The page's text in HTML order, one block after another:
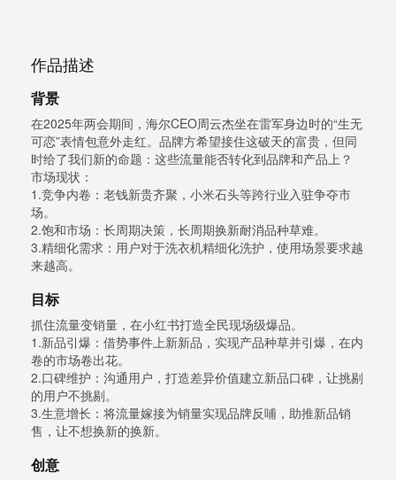
作品描述
背景
在2025年两会期间，海尔CEO周云杰坐在雷军身边时的“生无
可恋”表情包意外走红。品牌方希望接住这破天的富贵，但同
时给了我们新的命题：这些流量能否转化到品牌和产品上？
市场现状：
1.竞争内卷：老钱新贵齐聚，小米石头等跨行业入驻争夺市
场。
2.饱和市场：长周期决策，长周期换新耐消品种草难。
3.精细化需求：用户对于洗衣机精细化洗护，使用场景要求越
来越高。
目标
抓住流量变销量，在小红书打造全民现场级爆品。
1.新品引爆：借势事件上新新品，实现产品种草并引爆，在内
卷的市场卷出花。
2.口碑维护：沟通用户，打造差异价值建立新品口碑，让挑剔
的用户不挑剔。
3.生意增长：将流量嫁接为销量实现品牌反哺，助推新品销
售，让不想换新的换新。
创意